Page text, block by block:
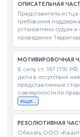
ОПИСАТЕЛЬНАЯ
Представитель
требования
установлено судом и
проведения
МОТИВИРОВОЧНАЯ
В силу ст. 167 ГПК
дела в отсутствие
представленные
совокупности по
еще...
РЕЗОЛЮТИВНАЯ
Обязать ООО